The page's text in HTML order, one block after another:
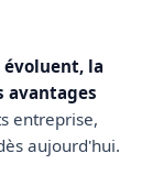
évoluent, la
avantages
entreprise,
aujourd'hui.